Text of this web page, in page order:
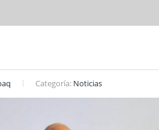
Categoría: Noticias